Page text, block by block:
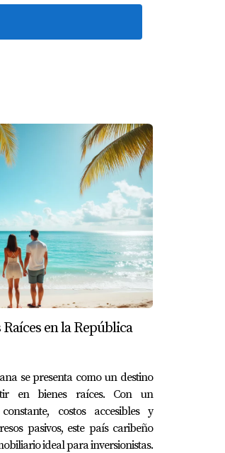
$100,000 USD hasta
mantener un ambiente
locales antes de
en la República
se presenta como un destino
en bienes raíces. Con un
costos accesibles y
pasivos, este país caribeño
ideal para inversionistas.